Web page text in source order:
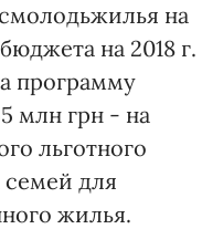
на
на 2018 г.
программу
млн грн - на
льготного
для
жилья.